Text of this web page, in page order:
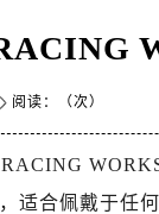
楼（华润万象城
2009室（需提前
号楼22层2209室
层805室（需提前
阅读：（次）
适合佩戴于任